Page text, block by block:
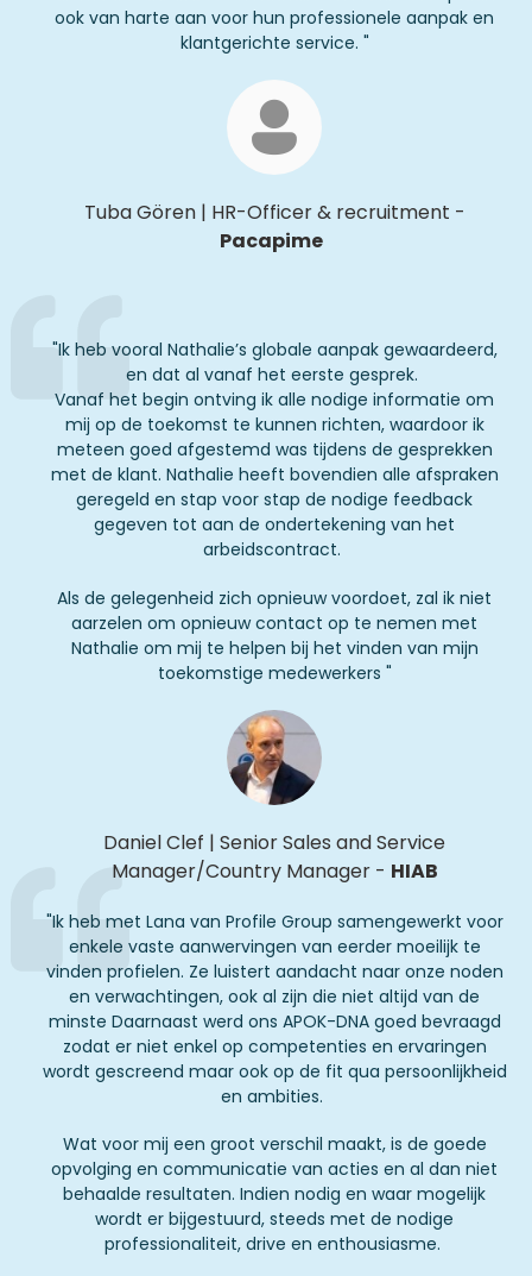
ook van harte aan voor hun professionele aanpak en
klantgerichte service. "
Tuba Gören | HR-Officer& recruitment -
Pacapime
"Ik heb vooral Nathalie’s globale aanpak gewaardeerd,
en dat al vanaf het eerste gesprek.
Vanaf het begin ontving ik alle nodige informatie om
mij op de toekomst te kunnen richten, waardoor ik
meteen goed afgestemd was tijdens de gesprekken
met de klant. Nathalie heeft bovendien alle afspraken
geregeld en stap voor stap de nodige feedback
gegeven tot aan de ondertekening van het
arbeidscontract.
Als de gelegenheid zich opnieuw voordoet, zal ik niet
aarzelen om opnieuw contact op te nemen met
Nathalie om mij te helpen bij het vinden van mijn
toekomstige medewerkers "
Daniel Clef | Senior Sales and Service
Manager/Country Manager - HIAB
"Ik heb met Lana van Profile Group samengewerkt voor
enkele vaste aanwervingen van eerder moeilijk te
vinden profielen. Ze luistert aandacht naar onze noden
en verwachtingen, ook al zijn die niet altijd van de
minste Daarnaast werd ons APOK-DNA goed bevraagd
zodat er niet enkel op competenties en ervaringen
wordt gescreend maar ook op de fit qua persoonlijkheid
en ambities.
Wat voor mij een groot verschil maakt, is de goede
opvolging en communicatie van acties en al dan niet
behaalde resultaten. Indien nodig en waar mogelijk
wordt er bijgestuurd, steeds met de nodige
professionaliteit, drive en enthousiasme.